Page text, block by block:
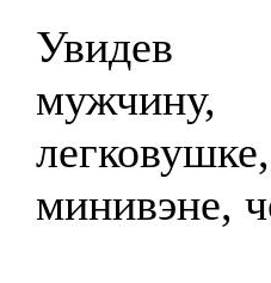
Увидев
минивэне,